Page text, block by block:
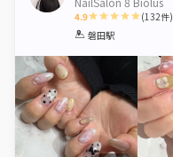
4.9
1 2 3
(132件)
磐田駅